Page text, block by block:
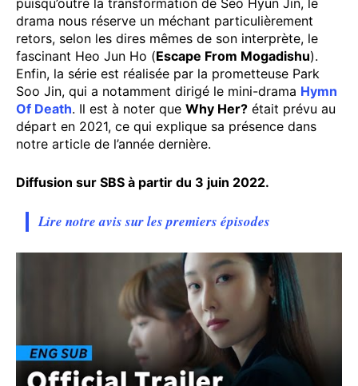
puisqu’outre la transformation de Seo Hyun Jin, le
drama nous réserve un méchant particulièrement
retors, selon les dires mêmes de son interprète, le
fascinant Heo Jun Ho (Escape From Mogadishu).
Enfin, la série est réalisée par la prometteuse Park
Soo Jin, qui a notamment dirigé le mini-drama Hymn
Of Death. Il est à noter que Why Her? était prévu au
départ en 2021, ce qui explique sa présence dans
notre article de l’année dernière.
Diffusion sur SBS à partir du 3 juin 2022.
Lire notre avis sur les premiers épisodes